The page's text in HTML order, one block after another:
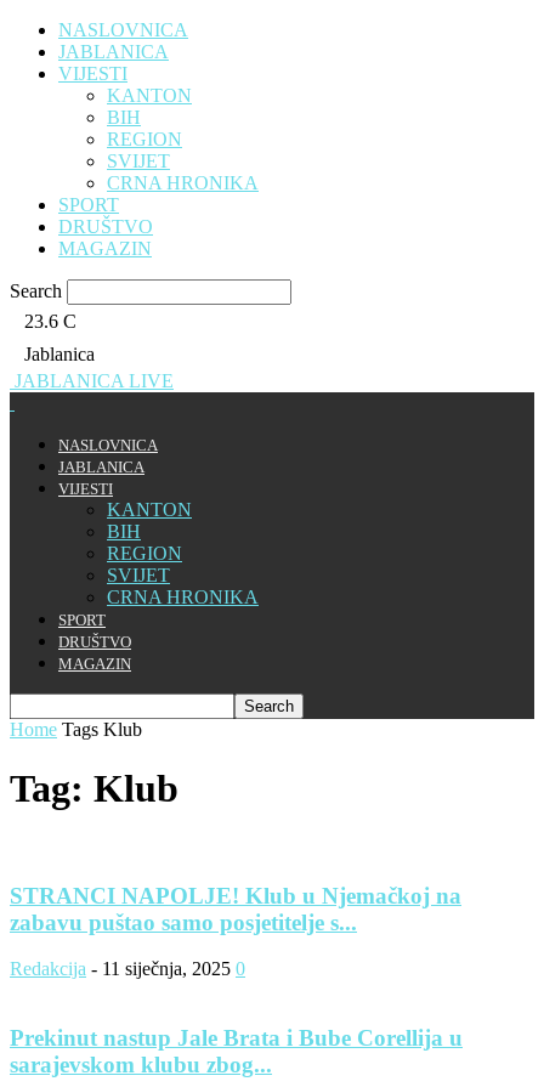
NASLOVNICA
JABLANICA
VIJESTI
KANTON
BIH
REGION
SVIJET
CRNA HRONIKA
SPORT
DRUŠTVO
MAGAZIN
Search
23.6 C
Jablanica
JABLANICA LIVE
NASLOVNICA
JABLANICA
VIJESTI
KANTON
BIH
REGION
SVIJET
CRNA HRONIKA
SPORT
DRUŠTVO
MAGAZIN
Home Tags Klub
Tag: Klub
STRANCI NAPOLJE! Klub u Njemačkoj na
zabavu puštao samo posjetitelje s...
Redakcija - 11 siječnja, 2025 0
Prekinut nastup Jale Brata i Bube Corellija u
sarajevskom klubu zbog...